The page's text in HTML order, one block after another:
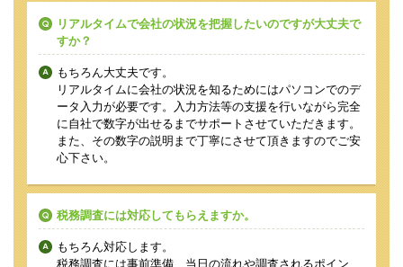
リアルタイムで会社の状況を把握したいのですが大丈夫で
すか？
もちろん大丈夫です。
リアルタイムに会社の状況を知るためにはパソコンでのデ
ータ入力が必要です。入力方法等の支援を行いながら完全
に自社で数字が出せるまでサポートさせていただきます。
また、その数字の説明まで丁寧にさせて頂きますのでご安
心下さい。
税務調査には対応してもらえますか。
もちろん対応します。
税務調査には事前準備、当日の流れや調査されるポイン